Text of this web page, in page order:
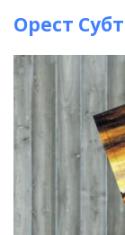
Орест